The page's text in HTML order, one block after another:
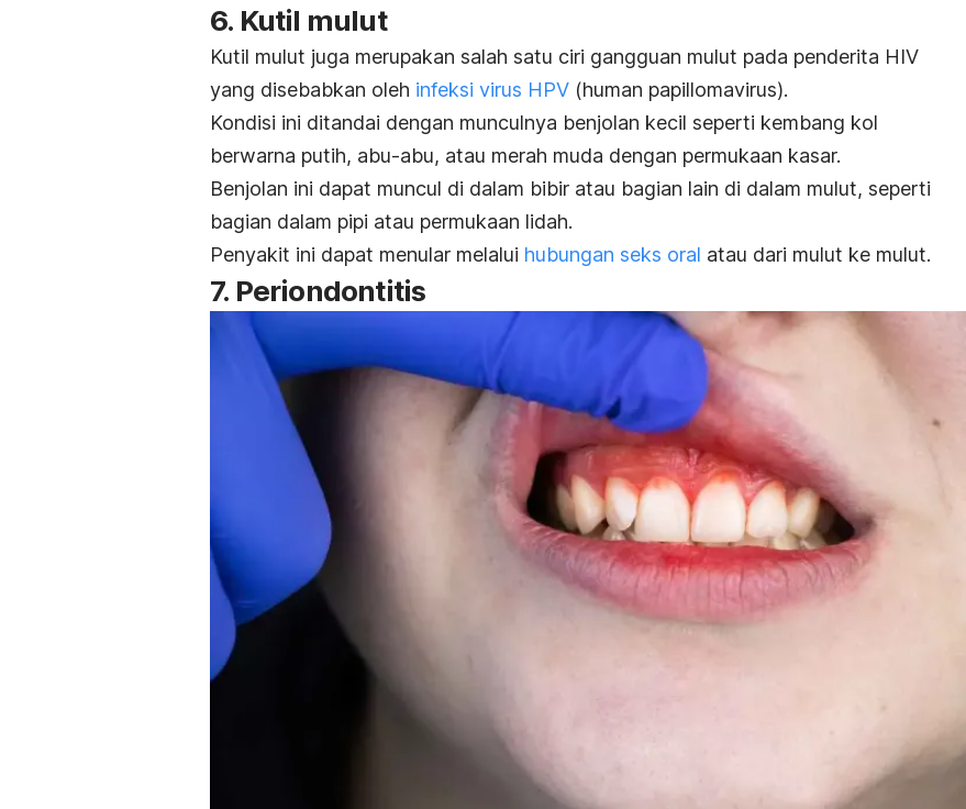
6. Kutil mulut
Kutil mulut juga merupakan salah satu ciri gangguan mulut pada penderita HIV
yang disebabkan oleh infeksi virus HPV (human papillomavirus).
Kondisi ini ditandai dengan munculnya benjolan kecil seperti kembang kol
berwarna putih, abu-abu, atau merah muda dengan permukaan kasar.
Benjolan ini dapat muncul di dalam bibir atau bagian lain di dalam mulut, seperti
bagian dalam pipi atau permukaan lidah.
Penyakit ini dapat menular melalui hubungan seks oral atau dari mulut ke mulut.
7. Periondontitis